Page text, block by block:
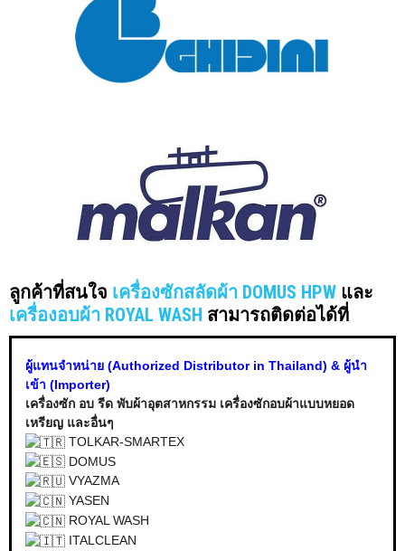
ลูกค้าที่สนใจ เครื่องซักสลัดผ้า DOMUS HPW และ
เครื่องอบผ้า ROYAL WASH สามารถติดต่อได้ที่
ผู้แทนจำหน่าย (Authorized Distributor in Thailand) & ผู้นำ
เข้า (Importer)
เครื่องซัก อบ รีด พับผ้าอุตสาหกรรม เครื่องซักอบผ้าแบบหยอด
เหรียญ และอื่นๆ
TOLKAR-SMARTEX
DOMUS
VYAZMA
YASEN
ROYAL WASH
ITALCLEAN